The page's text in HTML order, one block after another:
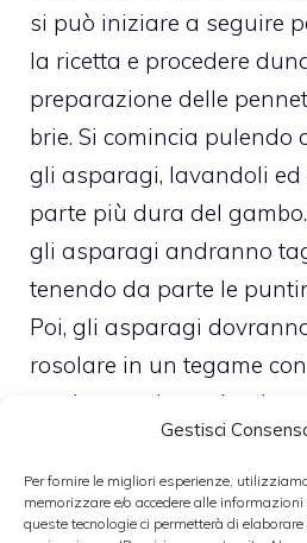
Gestisci
Per fornire le migliori esperienze,
memorizzare e/o accedere alle
queste tecnologie ci permetterà di
si può iniziare a seguire
la ricetta e procedere
preparazione delle
brie. Si comincia pulendo
gli asparagi, lavandoli
parte più dura del
gli asparagi andranno
tenendo da parte le
Poi, gli asparagi
rosolare in un tegame con
aggiungendo anche due
facendo cuocere,
di sale e pepe.
A parte occorre lavorare